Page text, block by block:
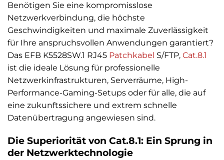
Benötigen Sie eine kompromisslose
Netzwerkverbindung, die höchste
Geschwindigkeiten und maximale Zuverlässigkeit
für Ihre anspruchsvollen Anwendungen garantiert?
Das EFB K5528SW.1 RJ45 Patchkabel S/FTP, Cat.8.1
ist die ideale Lösung für professionelle
Netzwerkinfrastrukturen, Serverräume, High-
Performance-Gaming-Setups oder für alle, die auf
eine zukunftssichere und extrem schnelle
Datenübertragung angewiesen sind.
Die Superiorität von Cat.8.1: Ein Sprung in
der Netzwerktechnologie